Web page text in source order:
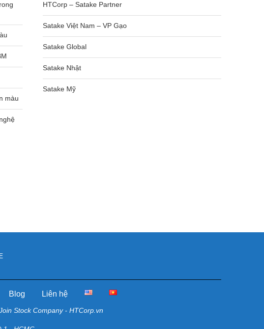
màu
HTCorp – Satake Partner
Satake Việt Nam – VP Gạo
Satake Global
Satake Nhật
Satake Mỹ
Blog Liên hệ
Stock Company - HTCorp.vn